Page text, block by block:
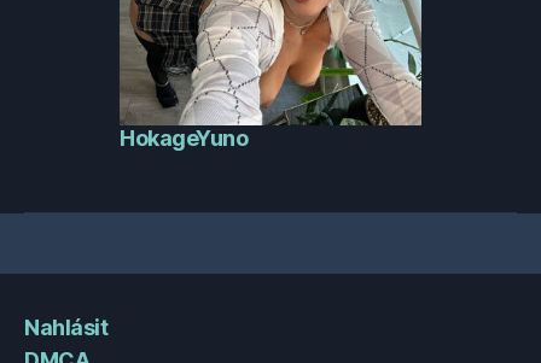
HokageYuno
Nahlásit